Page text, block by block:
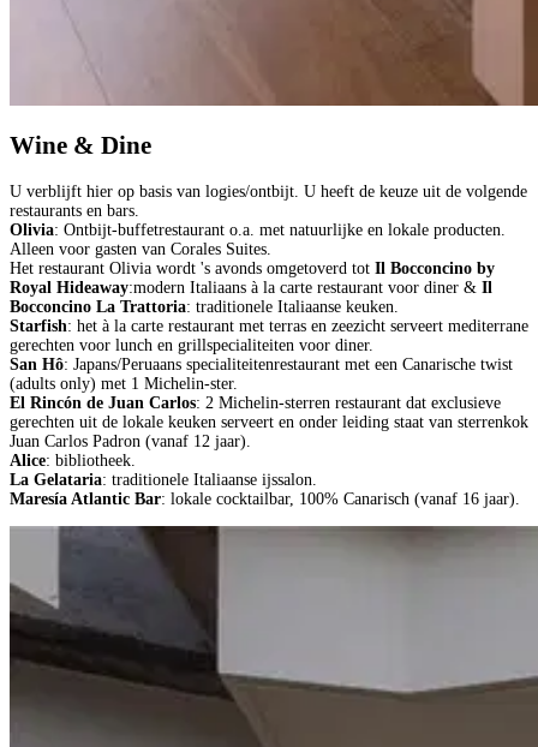
Wine & Dine
U verblijft hier op basis van logies/ontbijt. U heeft de keuze uit de volgende
restaurants en bars.
Olivia: Ontbijt-buffetrestaurant o.a. met natuurlijke en lokale producten.
Alleen voor gasten van Corales Suites.
Het restaurant Olivia wordt 's avonds omgetoverd tot Il Bocconcino by
Royal Hideaway:modern Italiaans à la carte restaurant voor diner & Il
Bocconcino La Trattoria: traditionele Italiaanse keuken.
Starfish: het à la carte restaurant met terras en zeezicht serveert mediterrane
gerechten voor lunch en grillspecialiteiten voor diner.
San Hô: Japans/Peruaans specialiteitenrestaurant met een Canarische twist
(adults only) met 1 Michelin-ster.
El Rincón de Juan Carlos: 2 Michelin-sterren restaurant dat exclusieve
gerechten uit de lokale keuken serveert en onder leiding staat van sterrenkok
Juan Carlos Padron (vanaf 12 jaar).
Alice: bibliotheek.
La Gelataria: traditionele Italiaanse ijssalon.
Maresía Atlantic Bar: lokale cocktailbar, 100% Canarisch (vanaf 16 jaar).